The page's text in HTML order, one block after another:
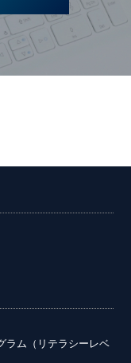
ラム（リテラシーレベ